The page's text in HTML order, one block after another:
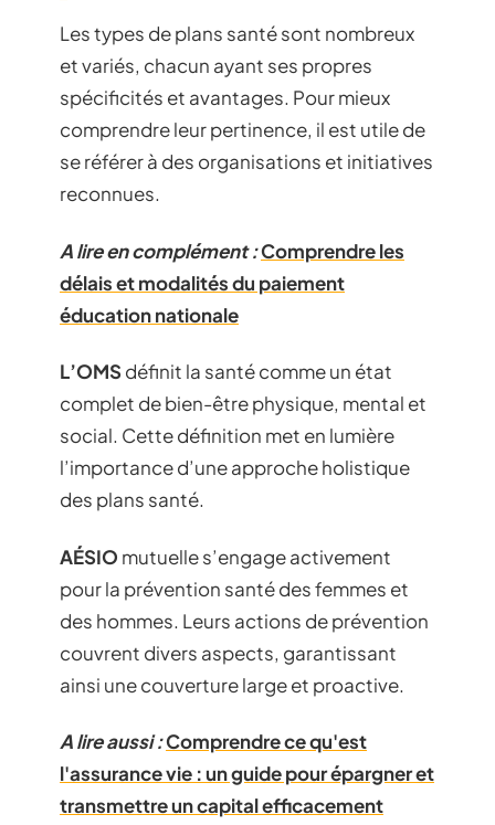
Les types de plans santé sont nombreux
et variés, chacun ayant ses propres
spécificités et avantages. Pour mieux
comprendre leur pertinence, il est utile de
se référer à des organisations et initiatives
reconnues.
A lire en complément :Comprendre les
délais et modalités du paiement
éducation nationale
L’OMSdéfinit la santé comme un état
complet de bien-être physique, mental et
social. Cette définition met en lumière
l’importance d’une approche holistique
des plans santé.
AÉSIO mutuelle s’engage activement
pour la prévention santé des femmes et
des hommes. Leurs actions de prévention
couvrent divers aspects, garantissant
ainsi une couverture large et proactive.
A lire aussi :Comprendre ce qu'est
l'assurance vie : un guide pour épargner et
transmettre un capital efficacement